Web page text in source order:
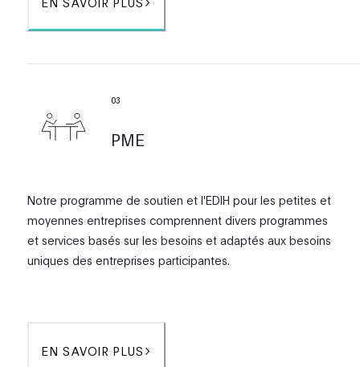
03
PME
Notre programme de soutien et l'EDIH pour les petites et
moyennes entreprises comprennent divers programmes
et services basés sur les besoins et adaptés aux besoins
uniques des entreprises participantes.
EN SAVOIR PLUS